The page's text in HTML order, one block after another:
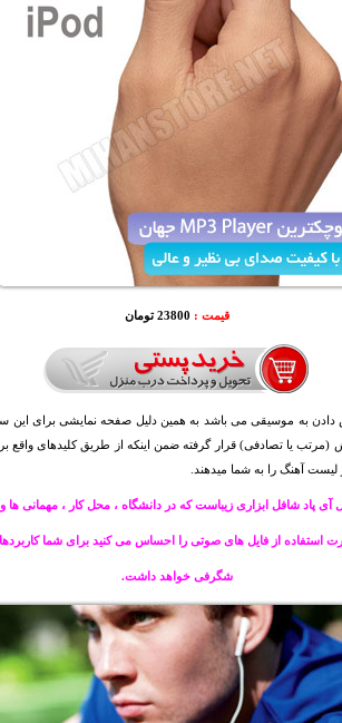
قیمت :
به موسیقی می باشد به همین دلیل صفحه نمایشی برای این
یا تصادفی) قرار گرفته ضمن اینکه از طریق کلیدهای واقع
لیست آهنگ را به شما میدهند.
آی پاد شافل ابزاری زیباست که در دانشگاه ، محل کار ، مهمانی ها
استفاده از فایل های صوتی را احساس می کنید برای شما
شگرفی خواهد داشت.